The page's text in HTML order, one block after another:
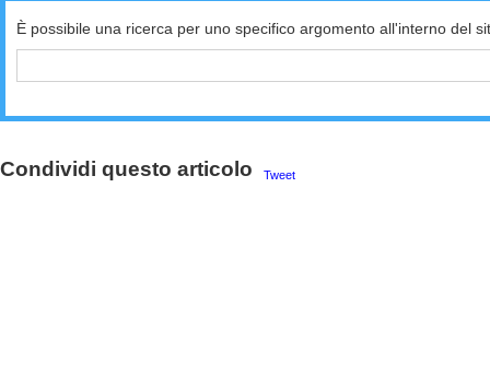
È possibile una ricerca per uno specifico argomento all'interno del
Condividi questo articolo Tweet